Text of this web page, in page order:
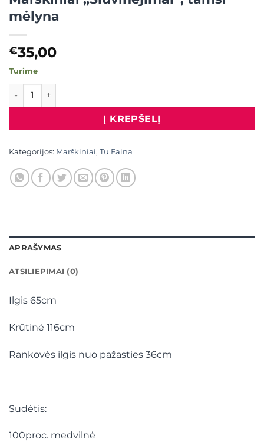
mėlyna
€35,00
Turime
produkto kiekis: Marškiniai "Siuvinėjimai", tamsi mėlyna
Į KREPŠELĮ
Kategorijos: Marškiniai, Tu Faina
APRAŠYMAS
ATSILIEPIMAI (0)
Ilgis 65cm
Krūtinė 116cm
Rankovės ilgis nuo pažasties 36cm
Sudėtis:
100proc. medvilnė